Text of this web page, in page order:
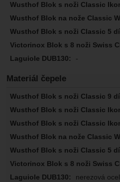
-
Materiál čepele
nerezová ocel